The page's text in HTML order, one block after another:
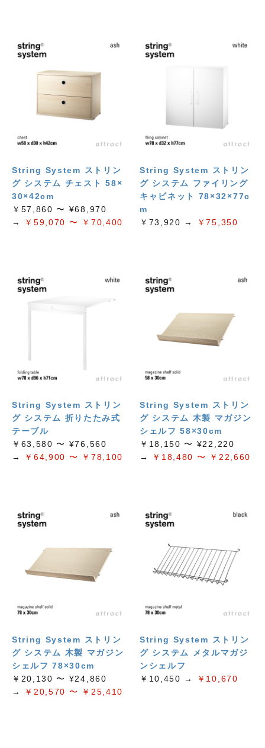
String System ストリン
グ システム チェスト 58×
30×42cm
￥57,860 〜 ¥68,970
→
￥59,070 〜 ￥70,400
String System ストリン
グ システム ファイリング
キャビネット 78×32×77c
m
￥73,920 →
￥75,350
String System ストリン
グ システム 折りたたみ式
テーブル
￥63,580 〜 ¥76,560
→
￥64,900 〜 ￥78,100
String System ストリン
グ システム 木製 マガジン
シェルフ 58×30cm
￥18,150 〜 ¥22,220
→
￥18,480 〜 ￥22,660
String System ストリン
グ システム 木製 マガジン
シェルフ 78×30cm
￥20,130 〜 ¥24,860
→
￥20,570 〜 ￥25,410
String System ストリン
グ システム メタルマガジ
ンシェルフ
￥10,450 →
￥10,670